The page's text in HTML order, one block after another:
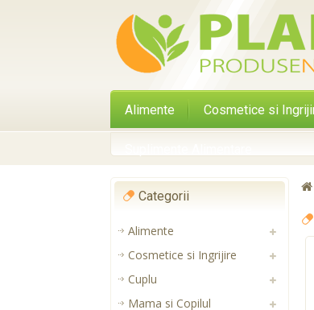
Alimente Cosmetice si
Categorii
Alimente
Cosmetice si Ingrijire
Cuplu
Mama si Copilul